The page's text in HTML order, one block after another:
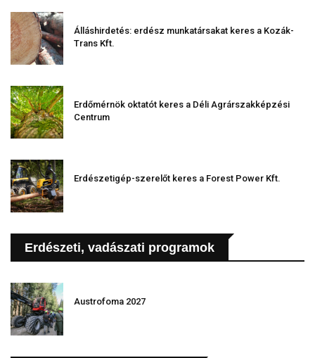
Álláshirdetés: erdész munkatársakat keres a Kozák-
Trans Kft.
Erdőmérnök oktatót keres a Déli Agrárszakképzési
Centrum
Erdészetigép-szerelőt keres a Forest Power Kft.
Erdészeti, vadászati programok
Austrofoma 2027